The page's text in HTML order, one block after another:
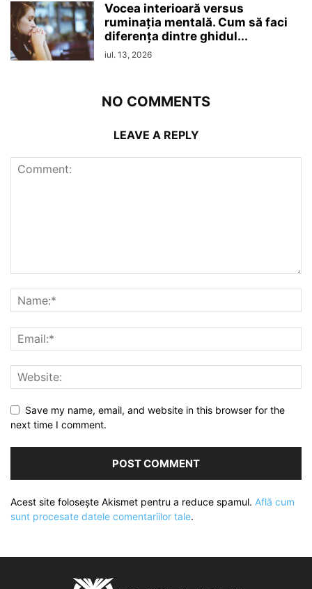
Vocea interioară versus
ruminaţia mentală. Cum să faci
diferența dintre ghidul...
iul. 13, 2026
NO COMMENTS
LEAVE A REPLY
Save my name, email, and website in this browser for the
next time I comment.
Acest site folosește Akismet pentru a reduce spamul. Află cum
sunt procesate datele comentariilor tale.